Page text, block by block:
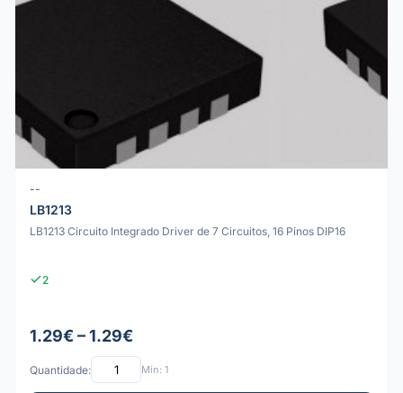
--
LB1213
LB1213 Circuito Integrado Driver de 7 Circuitos, 16 Pinos DIP16
2
1.29€ – 1.29€
Quantidade: Mín: 1